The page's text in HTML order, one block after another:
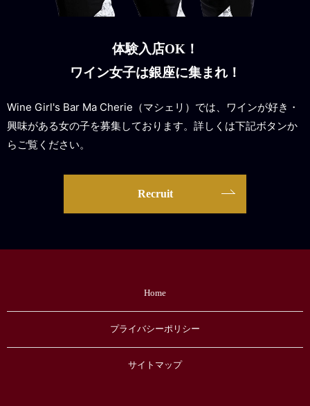
体験入店OK！
ワイン女子は銀座に集まれ！
Wine Girl's Bar Ma Cherie（マシェリ）では、ワインが好き・
興味がある女の子を募集しております。詳しくは下記ボタンか
らご覧ください。
Recruit
Home
プライバシーポリシー
サイトマップ